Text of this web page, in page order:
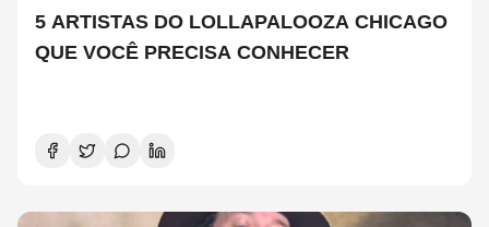
5 ARTISTAS DO LOLLAPALOOZA CHICAGO
QUE VOCÊ PRECISA CONHECER